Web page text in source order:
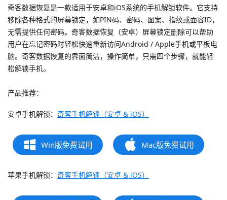
奇客数据恢复是一款适用于安卓和iOS系统的手机解锁软件。它支持
移除各种格式的屏幕锁定，如PIN码、密码、图案、指纹或面容ID，
无需提供任何密码。奇客数据恢复（安卓）屏幕锁定删除可以帮助
用户在忘记密码时轻松快速重新访问Android / Apple手机或平板电
脑。奇客数据恢复的界面简洁，操作简单，只需四个步骤，就能轻
松解锁手机。
产品推荐：
安卓手机解锁： 奇客手机解锁（安卓 & iOS）
Win版免费试用 Mac版免费试用
苹果手机解锁： 奇客手机解锁（安卓 & iOS）